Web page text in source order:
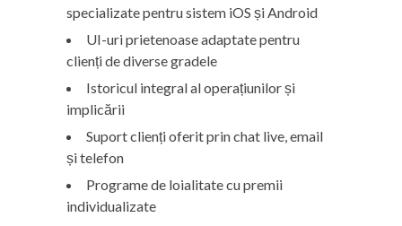
specializate pentru sistem iOS și Android
UI-uri prietenoase adaptate pentru
clienți de diverse gradele
Istoricul integral al operațiunilor și
implicării
Suport clienți oferit prin chat live, email
și telefon
Programe de loialitate cu premii
individualizate